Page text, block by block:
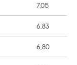
7,05
6,83
6,80